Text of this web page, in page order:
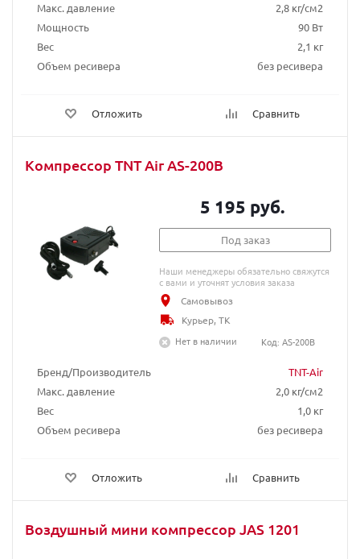
Макс. давление
2,8 кг/см2
Мощность
90 Вт
Вес
2,1 кг
Объем ресивера
без ресивера
Отложить Сравнить
Компрессор TNT Air AS-200B
Бренд/Производитель
TNT-Air
Макс. давление
2,0 кг/см2
Вес
1,0 кг
Объем ресивера
без ресивера
Отложить Сравнить
5 195 руб.
Под заказ
Наши менеджеры обязательно свяжутся
с вами и уточнят условия заказа
Самовывоз
Курьер, ТК
Нет в наличии
Код: AS-200B
Воздушный мини компрессор JAS 1201